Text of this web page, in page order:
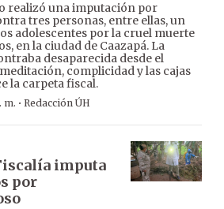
realizó una imputación por
tres personas, entre ellas, un
adolescentes por la cruel muerte
en la ciudad de Caazapá. La
desaparecida desde el
complicidad y las cajas
la carpeta fiscal.
m. · Redacción ÚH
imputa
por